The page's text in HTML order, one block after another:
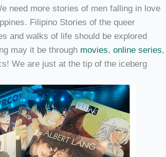
need more stories of men falling in love
Filipino Stories of the queer
and walks of life should be explored
may it be through movies,online series,
We are just at the tip of the iceberg